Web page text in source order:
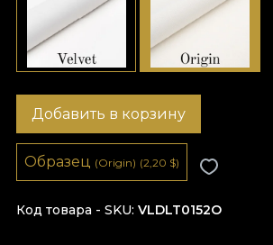
Код товара - SKU VLDLT0152O
Добавить в корзину
Образец (Origin) (2,20 $)